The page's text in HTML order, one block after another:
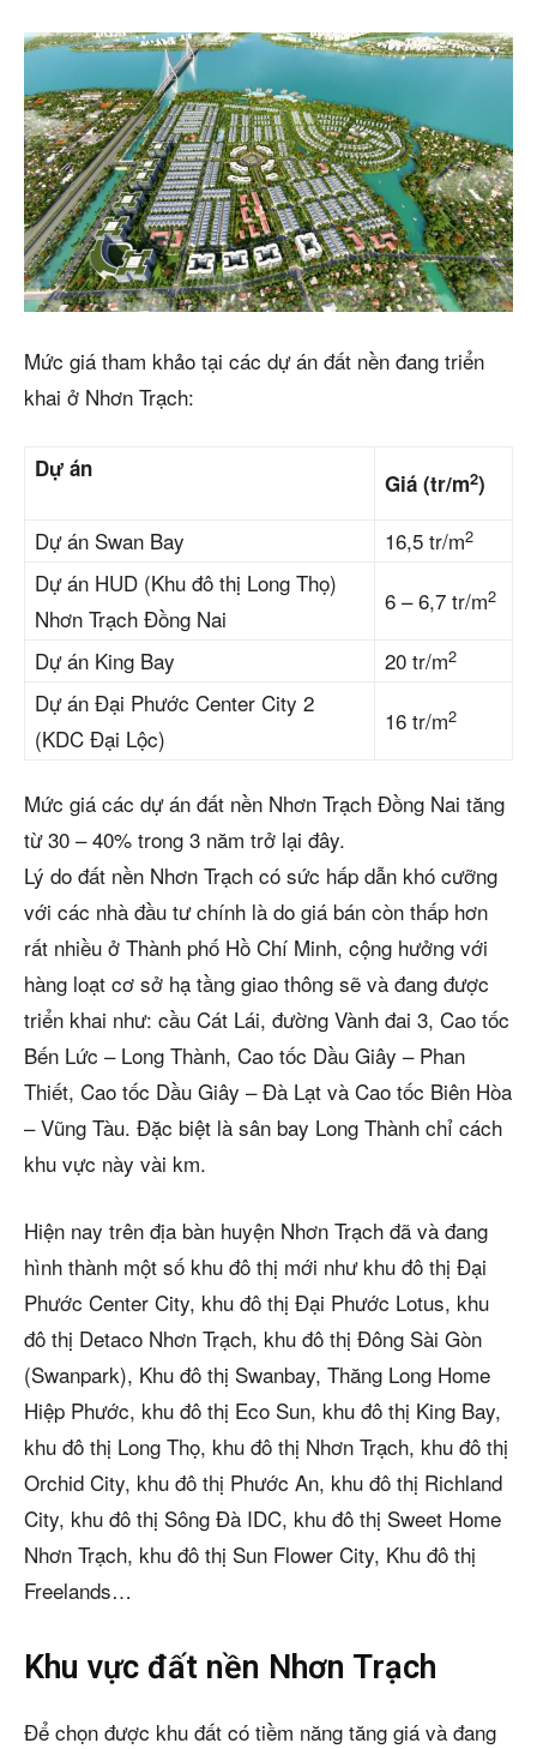
Mức giá tham khảo tại các dự án đất nền đang triển
khai ở Nhơn Trạch:
Dự án
Giá (tr/m2)
Dự án Swan Bay 16,5 tr/m2
Dự án HUD (Khu đô thị Long Thọ)
Nhơn Trạch Đồng Nai
6 – 6,7 tr/m2
Dự án King Bay 20 tr/m2
Dự án Đại Phước Center City 2
(KDC Đại Lộc)
16 tr/m2
Mức giá các dự án đất nền Nhơn Trạch Đồng Nai tăng
từ 30 – 40% trong 3 năm trở lại đây.
Lý do đất nền Nhơn Trạch có sức hấp dẫn khó cưỡng
với các nhà đầu tư chính là do giá bán còn thấp hơn
rất nhiều ở Thành phố Hồ Chí Minh, cộng hưởng với
hàng loạt cơ sở hạ tầng giao thông sẽ và đang được
triển khai như: cầu Cát Lái, đường Vành đai 3, Cao tốc
Bến Lức – Long Thành, Cao tốc Dầu Giây – Phan
Thiết, Cao tốc Dầu Giây – Đà Lạt và Cao tốc Biên Hòa
– Vũng Tàu. Đặc biệt là sân bay Long Thành chỉ cách
khu vực này vài km.
Hiện nay trên địa bàn huyện Nhơn Trạch đã và đang
hình thành một số khu đô thị mới như khu đô thị Đại
Phước Center City, khu đô thị Đại Phước Lotus, khu
đô thị Detaco Nhơn Trạch, khu đô thị Đông Sài Gòn
(Swanpark), Khu đô thị Swanbay, Thăng Long Home
Hiệp Phước, khu đô thị Eco Sun, khu đô thị King Bay,
khu đô thị Long Thọ, khu đô thị Nhơn Trạch, khu đô thị
Orchid City, khu đô thị Phước An, khu đô thị Richland
City, khu đô thị Sông Đà IDC, khu đô thị Sweet Home
Nhơn Trạch, khu đô thị Sun Flower City, Khu đô thị
Freelands…
Khu vực đất nền Nhơn Trạch
Để chọn được khu đất có tiềm năng tăng giá và đang